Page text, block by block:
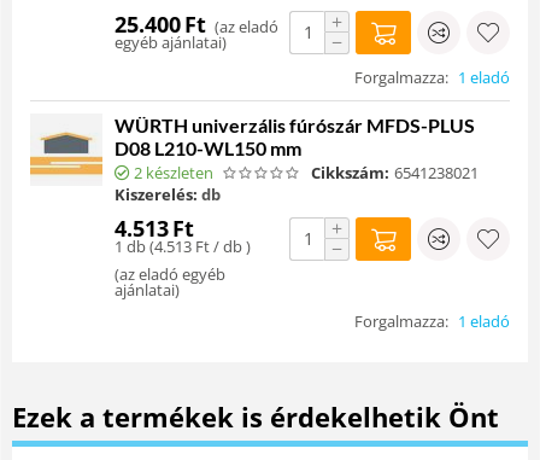
25.400Ft (az eladó
egyéb ajánlatai)
+
−
Forgalmazza: 1 eladó
WÜRTH univerzális fúrószár MFDS-PLUS
D08 L210-WL150 mm
2 készleten Cikkszám: 6541238021
Kiszerelés: db
4.513Ft
1 db (4.513 Ft/ db )
(az eladó egyéb
ajánlatai)
+
−
Forgalmazza: 1 eladó
Ezek a termékek is érdekelhetik Önt